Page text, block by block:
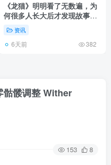
《龙猫》明明看了无数遍，为
何很多人长大后才发现故事根
本不在 1988 年！
资讯
6天前 382
骷髅调整 Wither
153 8